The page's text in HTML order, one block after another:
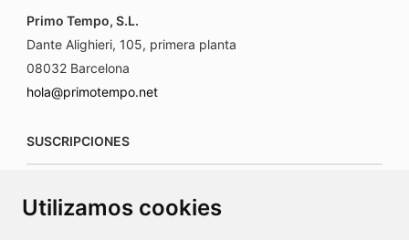
Utilizamos cookies
Primo Tempo, S.L.
Dante Alighieri, 105, primera planta
08032 Barcelona
hola@primotempo.net
SUSCRIPCIONES
www.connecorrevistas.com